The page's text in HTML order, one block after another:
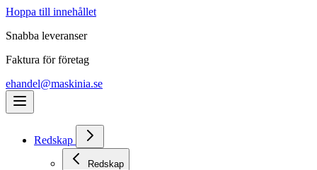
Hoppa till innehållet
Snabba leveranser
Faktura för företag
ehandel@maskinia.se
Redskap
Redskap